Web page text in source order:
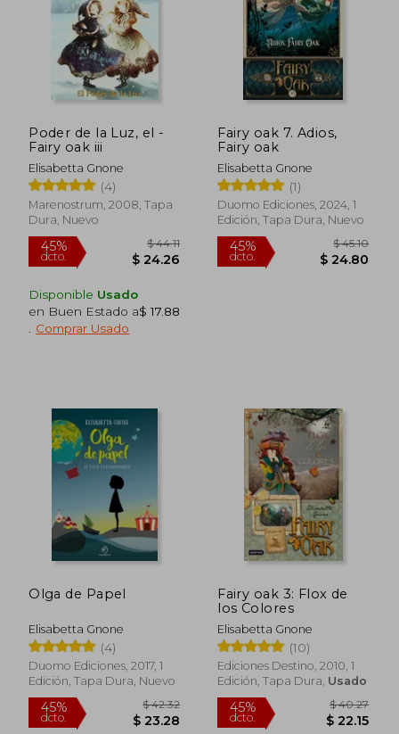
45% 45%
Poder de la Luz, el -
Fairy oak iii
Elisabetta Gnone
(4)
Marenostrum, 2008, Tapa
Dura, Nuevo
45%
dcto.
Disponible Usado
en Buen Estado a$ 17.88
Comprar Usado
Fairy oak 7. Adios,
Fairy oak
Elisabetta Gnone
(1)
Duomo Ediciones, 2024, 1
Edición, Tapa Dura, Nuevo
45%
dcto.
Olga de Papel
Elisabetta Gnone
(4)
Duomo Ediciones, 2017, 1
Edición, Tapa Dura, Nuevo
Fairy oak 3: Flox de
los Colores
Elisabetta Gnone
(10)
Ediciones Destino, 2010, 1
Edición, Tapa Dura, Usado